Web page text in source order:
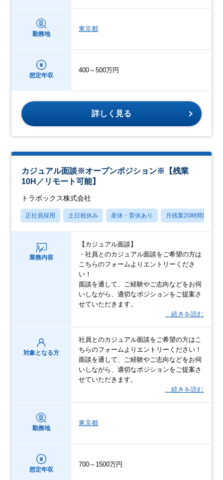
勤務地
東京都
想定年収
400～500万円
詳しく見る
カジュアル面談※オープンポジション※【残業
10H／リモート可能】
トラボックス株式会社
正社員採用 土日祝休み 産休・育休あり 月残業20時間以内
業務内容
【カジュアル面談】
・社員とのカジュアル面談をご希望の方は
こちらのフォームよりエントリーくださ
い！
面談を通して、ご経験やご志向などをお伺
いしながら、適切なポジションをご提案さ
せていただきます。
…続きを読む
対象となる方
社員とのカジュアル面談をご希望の方はこ
ちらのフォームよりエントリーください！
面談を通して、ご経験やご志向などをお伺
いしながら、適切なポジションをご提案さ
せていただきます。
…続きを読む
勤務地
東京都
想定年収
700～1500万円